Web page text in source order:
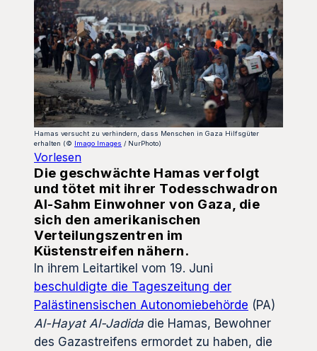
Hamas versucht zu verhindern, dass Menschen in Gaza Hilfsgüter
erhalten (© Imago Images / NurPhoto)
Vorlesen
Die geschwächte Hamas verfolgt
und tötet mit ihrer Todesschwadron
Al-Sahm Einwohner von Gaza, die
sich den amerikanischen
Verteilungszentren im
Küstenstreifen nähern.
In ihrem Leitartikel vom 19. Juni
beschuldigte die Tageszeitung der
Palästinensischen Autonomiebehörde (PA)
Al-Hayat Al-Jadida die Hamas, Bewohner
des Gazastreifens ermordet zu haben, die